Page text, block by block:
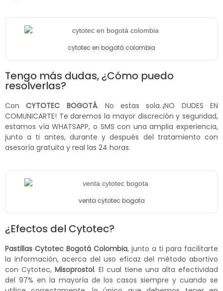
cytotec en bogotá colombia
Tengo más dudas, ¿Cómo puedo
resolverlas?
ConCYTOTEC BOGOTÁ. No estas sola..¡NO DUDES EN
COMUNICARTE! Te daremos la mayor discreción y seguridad,
estamos vía WHATSAPP, o SMS con una amplia experiencia,
junto a ti antes, durante y después del tratamiento con
asesoría gratuita y real las 24 horas.
venta cytotec bogota
¿Efectos del Cytotec?
Pastillas Cytotec Bogotá Colombia, junto a ti para facilitarte
la información, acerca del uso eficaz del método abortivo
con Cytotec, Misoprostol. El cual tiene una alta efectividad
del 97% en la mayoría de los casos siempre y cuando se